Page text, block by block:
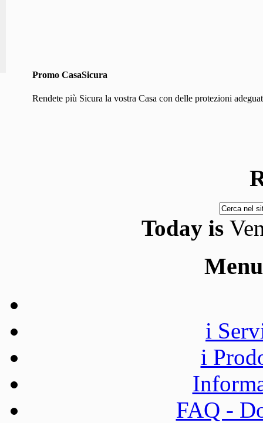
Promo CasaSicura
Rendete più Sicura la vostra Casa con delle protezioni
Today is
i
i
FAQ -